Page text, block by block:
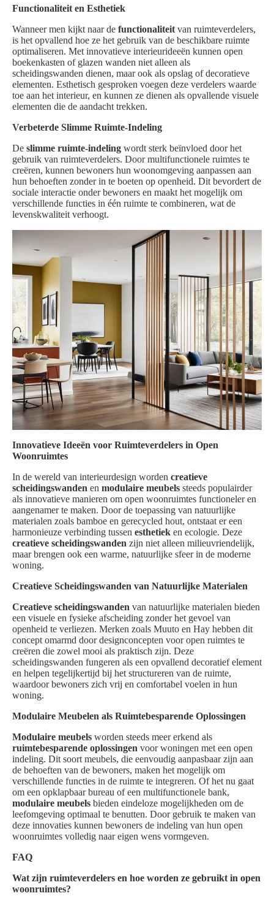
Functionaliteit en Esthetiek
Wanneer men kijkt naar de functionaliteit van ruimteverdelers,
is het opvallend hoe ze het gebruik van de beschikbare ruimte
optimaliseren. Met innovatieve interieurideeën kunnen open
boekenkasten of glazen wanden niet alleen als
scheidingswanden dienen, maar ook als opslag of decoratieve
elementen. Esthetisch gesproken voegen deze verdelers waarde
toe aan het interieur, en kunnen ze dienen als opvallende visuele
elementen die de aandacht trekken.
Verbeterde Slimme Ruimte-Indeling
De slimme ruimte-indeling wordt sterk beïnvloed door het
gebruik van ruimteverdelers. Door multifunctionele ruimtes te
creëren, kunnen bewoners hun woonomgeving aanpassen aan
hun behoeften zonder in te boeten op openheid. Dit bevordert de
sociale interactie onder bewoners en maakt het mogelijk om
verschillende functies in één ruimte te combineren, wat de
levenskwaliteit verhoogt.
Innovatieve Ideeën voor Ruimteverdelers in Open
Woonruimtes
In de wereld van interieurdesign worden creatieve
scheidingswanden en modulaire meubels steeds populairder
als innovatieve manieren om open woonruimtes functioneler en
aangenamer te maken. Door de toepassing van natuurlijke
materialen zoals bamboe en gerecycled hout, ontstaat er een
harmonieuze verbinding tussen esthetiek en ecologie. Deze
creatieve scheidingswanden zijn niet alleen milieuvriendelijk,
maar brengen ook een warme, natuurlijke sfeer in de moderne
woning.
Creatieve Scheidingswanden van Natuurlijke Materialen
Creatieve scheidingswanden van natuurlijke materialen bieden
een visuele en fysieke afscheiding zonder het gevoel van
openheid te verliezen. Merken zoals Muuto en Hay hebben dit
concept omarmd door designconcepten voor open ruimtes te
creëren die zowel mooi als praktisch zijn. Deze
scheidingswanden fungeren als een opvallend decoratief element
en helpen tegelijkertijd bij het structureren van de ruimte,
waardoor bewoners zich vrij en comfortabel voelen in hun
woning.
Modulaire Meubelen als Ruimtebesparende Oplossingen
Modulaire meubels worden steeds meer erkend als
ruimtebesparende oplossingen voor woningen met een open
indeling. Dit soort meubels, die eenvoudig aanpasbaar zijn aan
de behoeften van de bewoners, maken het mogelijk om
verschillende functies in de ruimte te integreren. Of het nu gaat
om een opklapbaar bureau of een multifunctionele bank,
modulaire meubels bieden eindeloze mogelijkheden om de
leefomgeving optimaal te benutten. Door gebruik te maken van
deze innovaties kunnen bewoners de indeling van hun open
woonruimtes volledig naar eigen wens vormgeven.
FAQ
Wat zijn ruimteverdelers en hoe worden ze gebruikt in open
woonruimtes?